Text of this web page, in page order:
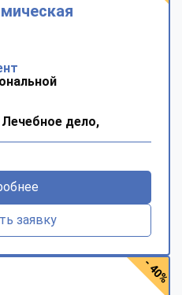
дело,
заявку
- 40%